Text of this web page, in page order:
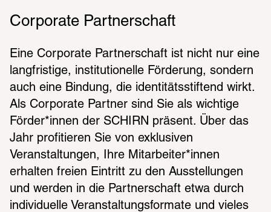
Corporate Partnerschaft
Eine Corporate Partnerschaft ist nicht nur eine
langfristige, institutionelle Förderung, sondern
auch eine Bindung, die identitätsstiftend wirkt.
Als Corporate Partner sind Sie als wichtige
Förder*innen der SCHIRN präsent. Über das
Jahr profitieren Sie von exklusiven
Veranstaltungen, Ihre Mitarbeiter*innen
erhalten freien Eintritt zu den Ausstellungen
und werden in die Partnerschaft etwa durch
individuelle Veranstaltungsformate und vieles